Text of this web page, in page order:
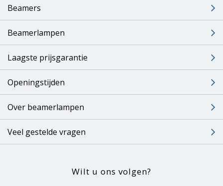
Beamers
Beamerlampen
Laagste prijsgarantie
Openingstijden
Over beamerlampen
Veel gestelde vragen
Wilt u ons volgen?